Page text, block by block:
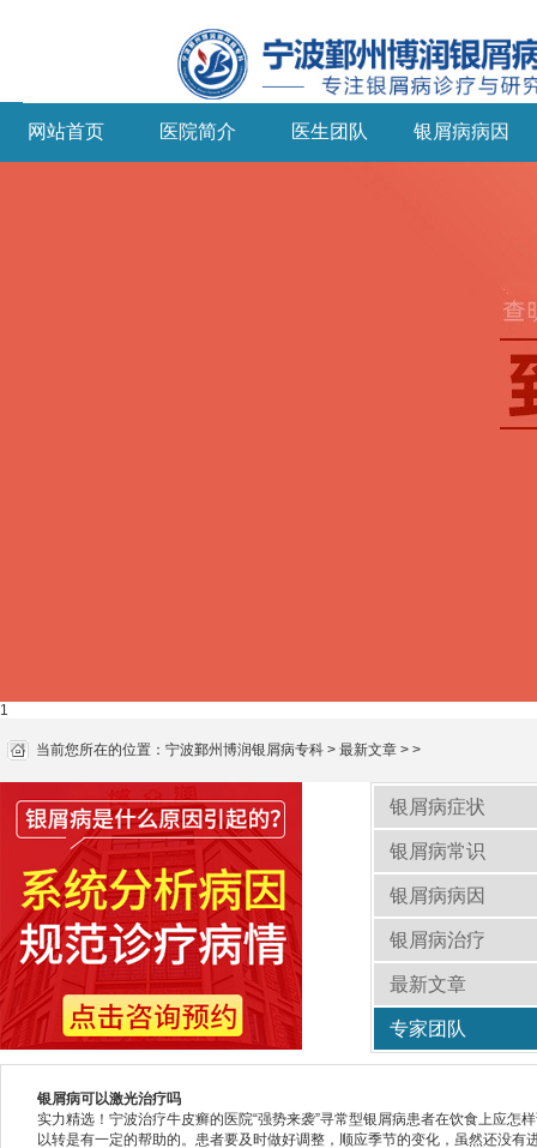
网站首页 医院简介 医生团队 银屑病病因
1
当前您所在的位置： 宁波鄞州博润银屑病专科 > 最新文章 > >
银屑病症状
银屑病常识
银屑病病因
银屑病治疗
最新文章
专家团队
银屑病可以激光治疗吗
实力精选！宁波治疗牛皮癣的医院“强势来袭”寻常型银屑病患者在饮食上应怎
以转是有一定的帮助的。患者要及时做好调整，顺应季节的变化，虽然还没有